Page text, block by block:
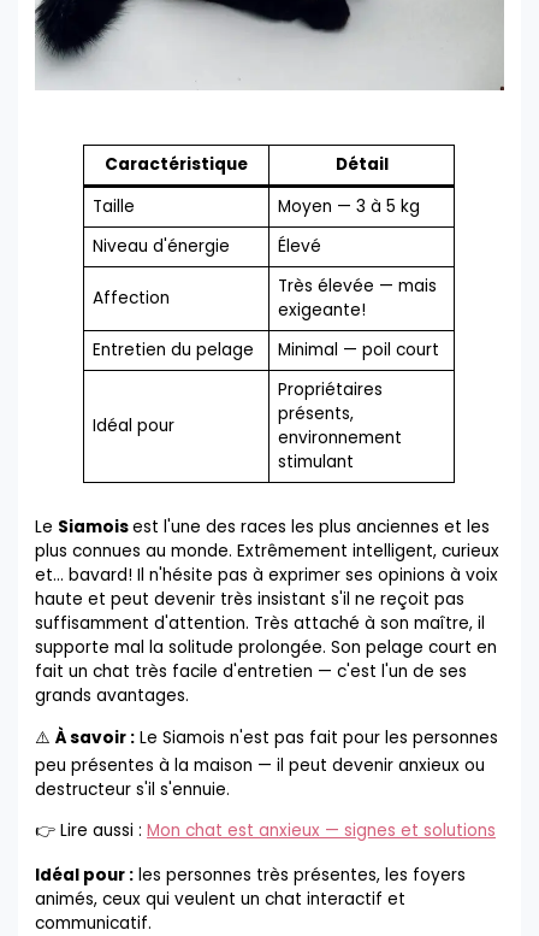
Caractéristique
Détail
Taille
Moyen — 3 à 5 kg
Niveau d'énergie
Élevé
Affection
Très élevée — mais
exigeante!
Entretien du pelage
Minimal — poil court
Idéal pour
Propriétaires
présents,
environnement
stimulant
Le Siamoisest l'une des races les plus anciennes et les
plus connues au monde. Extrêmement intelligent, curieux
et... bavard! Il n'hésite pas à exprimer ses opinions à voix
haute et peut devenir très insistant s'il ne reçoit pas
suffisamment d'attention. Très attaché à son maître, il
supporte mal la solitude prolongée. Son pelage court en
fait un chat très facile d'entretien — c'est l'un de ses
grands avantages.
⚠️À savoir : Le Siamois n'est pas fait pour les personnes
peu présentes à la maison — il peut devenir anxieux ou
destructeur s'il s'ennuie.
👉 Lire aussi :Mon chat est anxieux — signes et solutions
Idéal pour : les personnes très présentes, les foyers
animés, ceux qui veulent un chat interactif et
communicatif.